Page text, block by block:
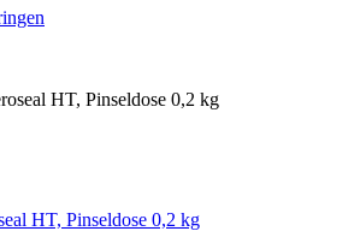
HT, Pinseldose 0,2 kg